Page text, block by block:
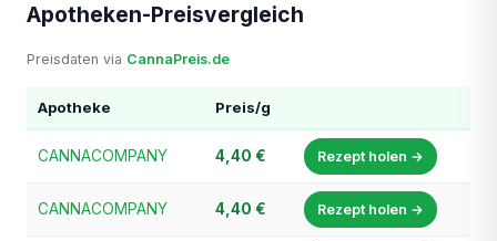
Apotheken-Preisvergleich
Preisdaten via CannaPreis.de
Apotheke Preis/g
CANNACOMPANY 4,40 € Rezept holen →
CANNACOMPANY 4,40 € Rezept holen →